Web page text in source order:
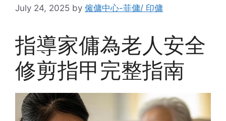
July 24, 2025 by 僱傭中心-菲傭/ 印傭
指導家傭為老人安全
修剪指甲完整指南